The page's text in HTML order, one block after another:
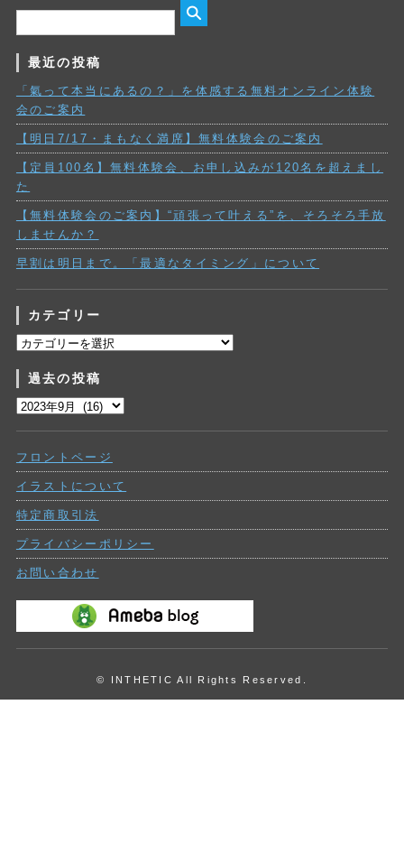
最近の投稿
「氣って本当にあるの？」を体感する無料オンライン体験
会のご案内
【明日7/17・まもなく満席】無料体験会のご案内
【定員100名】無料体験会、お申し込みが120名を超えまし
た
【無料体験会のご案内】“頑張って叶える”を、そろそろ手放
しませんか？
早割は明日まで。「最適なタイミング」について
カテゴリー
カ
ゴ
リ
ー
過去の投稿
過
投
稿
フロントページ
イラストについて
特定商取引法
プライバシーポリシー
お問い合わせ
© INTHETIC All Rights Reserved.